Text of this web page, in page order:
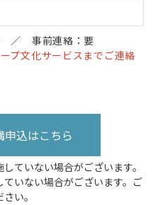
／ 事前連絡：要
プ文化サービスまでご連絡
込はこちら
ていない場合がございます。
いない場合がございます。ご
い。